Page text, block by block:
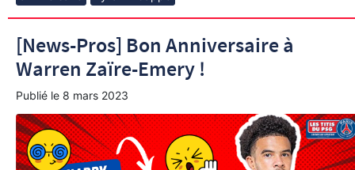
[News-Pros] Bon Anniversaire à
Warren Zaïre-Emery !
Publié le 8 mars 2023